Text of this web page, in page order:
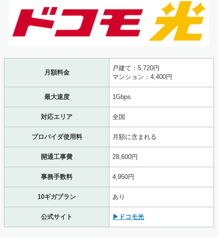
月額料金
戸建て：5,720円
マンション：4,400円
最大速度 1Gbps
対応エリア 全国
プロバイダ使用料 月額に含まれる
開通工事費 28,600円
事務手数料 4,950円
10ギガプラン あり
公式サイト ▶ドコモ光